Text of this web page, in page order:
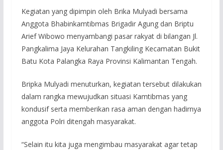
Kegiatan yang dipimpin oleh Brika Mulyadi bersama
Anggota Bhabinkamtibmas Brigadir Agung dan Briptu
Arief Wibowo menyambangi pasar rakyat di bilangan Jl.
Pangkalima Jaya Kelurahan Tangkiling Kecamatan Bukit
Batu Kota Palangka Raya Provinsi Kalimantan Tengah.
Bripka Mulyadi menuturkan, kegiatan tersebut dilakukan
dalam rangka mewujudkan situasi Kamtibmas yang
kondusif serta memberikan rasa aman dengan hadirnya
anggota Polri ditengah masyarakat.
“Selain itu kita juga mengimbau masyarakat agar tetap